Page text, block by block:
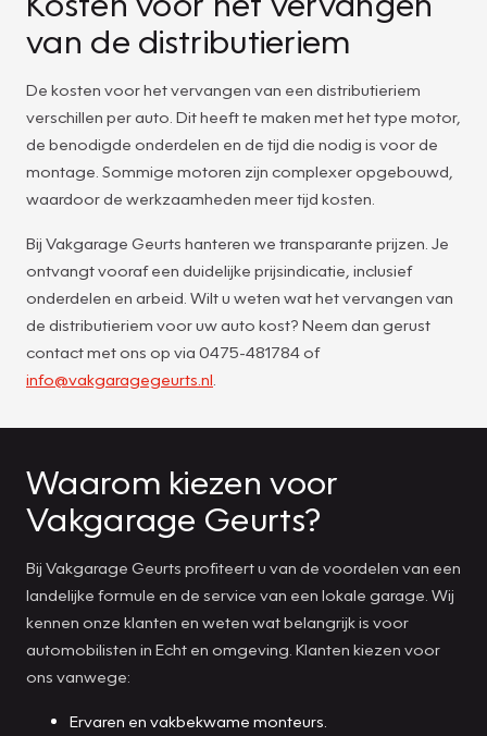
van de distributieriem
De kosten voor het vervangen van een distributieriem
verschillen per auto. Dit heeft te maken met het type motor,
de benodigde onderdelen en de tijd die nodig is voor de
montage. Sommige motoren zijn complexer opgebouwd,
waardoor de werkzaamheden meer tijd kosten.
Bij Vakgarage Geurts hanteren we transparante prijzen. Je
ontvangt vooraf een duidelijke prijsindicatie, inclusief
onderdelen en arbeid. Wilt u weten wat het vervangen van
de distributieriem voor uw auto kost? Neem dan gerust
contact met ons op via 0475-481784 of
info@vakgaragegeurts.nl
Waarom kiezen voor
Vakgarage Geurts?
Bij Vakgarage Geurts profiteert u van de voordelen van een
landelijke formule en de service van een lokale garage. Wij
kennen onze klanten en weten wat belangrijk is voor
automobilisten in Echt en omgeving. Klanten kiezen voor
ons vanwege:
Ervaren en vakbekwame monteurs.